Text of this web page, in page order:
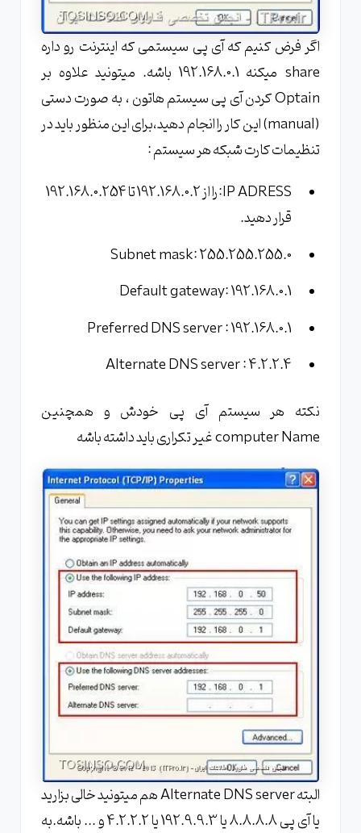
اگر فرض کنیم که آی پی سیستمی که اینترنت رو داره
share میکنه 192.168.0.1 باشه. میتونید علاوه بر
Optain کردن آی پی سیستم هاتون ، به صورت دستی
(manual) این کار را انجام دهید،برای این منظور باید در
تنظیمات کارت شبکه هر سیستم :
IP ADRESS:را از 192.168.0.2 تا 192.168.0.254
قرار دهید.
Subnet mask: 255.255.255.0
Default gateway: 192.168.0.1
Preferred DNS server : 192.168.0.1
Alternate DNS server : 4.2.2.4
نکته هر سیستم آی پی خودش و همچنین
computer Name غیر تکراری باید داشته باشه
البته Alternate DNS server هم میتونید خالی بزارید
یا آی پی 8.8.8.8 یا 192.9.9.3 یا 4.2.2.2 و ... باشه.به